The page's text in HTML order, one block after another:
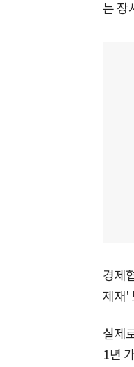
는 장
경제
제재'
실제
1년